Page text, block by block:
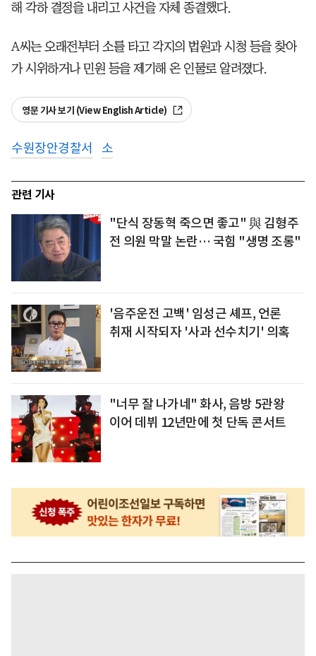
해 각하 결정을 내리고 사건을 자체 종결했다.
A씨는 오래전부터 소를 타고 각지의 법원과 시청 등을 찾아
가 시위하거나 민원 등을 제기해 온 인물로 알려졌다.
영문 기사 보기 (View English Article)
수원장안경찰서 소
관련 기사
"단식 장동혁 죽으면 좋고" 與 김형주
전 의원 막말 논란… 국힘 "생명 조롱"
'음주운전 고백' 임성근 셰프, 언론
취재 시작되자 '사과 선수치기' 의혹
"너무 잘 나가네" 화사, 음방 5관왕
이어 데뷔 12년만에 첫 단독 콘서트